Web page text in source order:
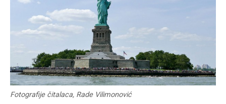
Fotografije čitalaca, Rade Vilimonović